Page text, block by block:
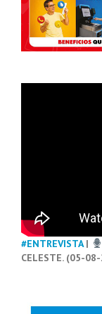
#ENTREVISTA|
CELESTE. (05-